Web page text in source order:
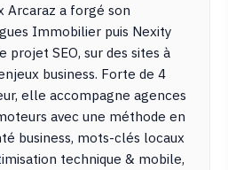
Arcaraz a forgé son
Immobilier puis Nexity
SEO, sur des sites à
business. Forte de 4
elle accompagne agences
avec une méthode en
business, mots-clés locaux
technique & mobile,